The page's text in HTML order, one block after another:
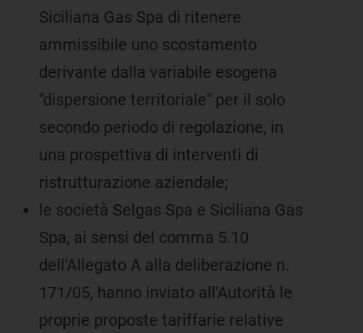
Siciliana Gas Spa di ritenere
ammissibile uno scostamento
derivante dalla variabile esogena
"dispersione territoriale" per il solo
secondo periodo di regolazione, in
una prospettiva di interventi di
ristrutturazione aziendale;
le società Selgas Spa e Siciliana Gas
Spa, ai sensi del comma 5.10
dell'Allegato A alla deliberazione n.
171/05, hanno inviato all'Autorità le
proprie proposte tariffarie relative